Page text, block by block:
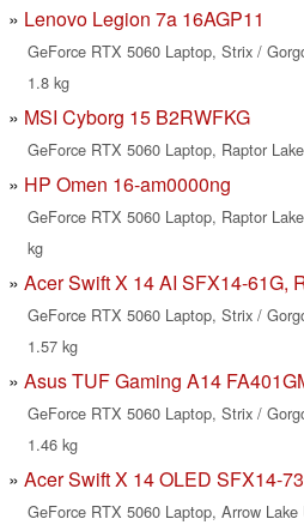
Lenovo Legion 7a 16AGP11
GeForce RTX 5060 Laptop, Strix /
1.8 kg
MSI Cyborg 15 B2RWFKG
GeForce RTX 5060 Laptop, Raptor
HP Omen 16-am0000ng
GeForce RTX 5060 Laptop, Raptor
kg
Acer Swift X 14 AI SFX14-61G,
GeForce RTX 5060 Laptop, Strix /
1.57 kg
Asus TUF Gaming A14
GeForce RTX 5060 Laptop, Strix /
1.46 kg
Acer Swift X 14 OLED SFX14-
GeForce RTX 5060 Laptop, Arrow